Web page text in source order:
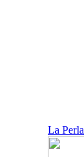
La Perla